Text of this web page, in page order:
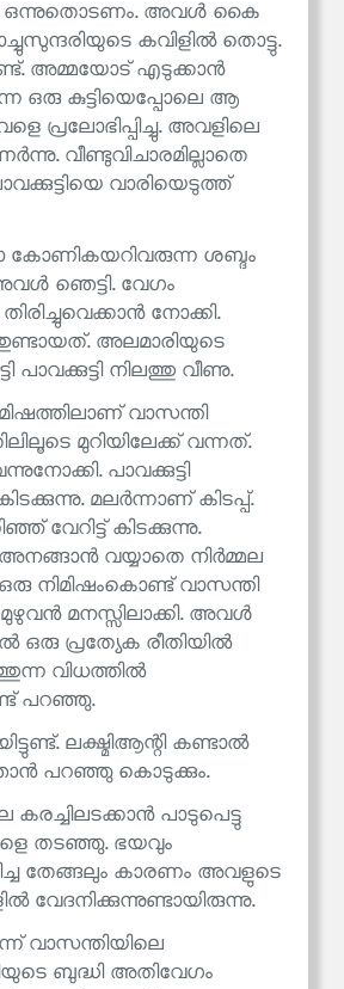
ഒന്നുതൊടണം. അവൾ കൈ
കവിളിൽ തൊട്ടു.
അമ്മയോട് എടുക്കാൻ
ഒരു കുട്ടിയെപ്പോലെ ആ
പ്രലോഭിപ്പിച്ചു. അവളിലെ
വീണ്ടുവിചാരമില്ലാതെ
വാരിയെടുത്ത്
ശബ്ദം
ഞെട്ടി. വേഗം
നോക്കി.
അലമാരിയുടെ
പാവക്കുട്ടി നിലത്തു വീണു.
വാസന്തി
മുറിയിലേക്ക് വന്നത്.
പാവക്കുട്ടി
മലർന്നാണ് കിടപ്പ്.
വേറിട്ട് കിടക്കുന്നു.
വയ്യാതെ നിർമ്മല
ഒരു നിമിഷംകൊണ്ട് വാസന്തി
മനസ്സിലാക്കി. അവൾ
ഒരു പ്രത്യേക രീതിയിൽ
വിധത്തിൽ
പറഞ്ഞു.
ലക്ഷ്മിആന്റി കണ്ടാൽ
പറഞ്ഞു കൊടുക്കും.
കരച്ചിലടക്കാൻ പാടുപെട്ടു
തടഞ്ഞു. ഭയവും
തേങ്ങലും കാരണം അവളുടെ
വേദനിക്കുന്നുണ്ടായിരുന്നു.
വാസന്തിയിലെ
ബുദ്ധി അതിവേഗം